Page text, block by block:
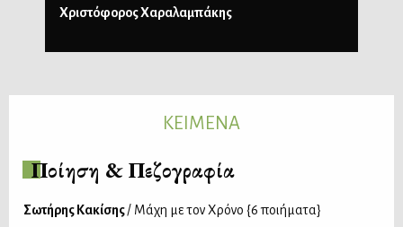
Χριστόφορος Χαραλαμπάκης
ΚΕΙΜΕΝΑ
Ποίηση & Πεζογραφία
Σωτήρης Κακίσης/ Μάχη με τον Χρόνο {6 ποιήματα}